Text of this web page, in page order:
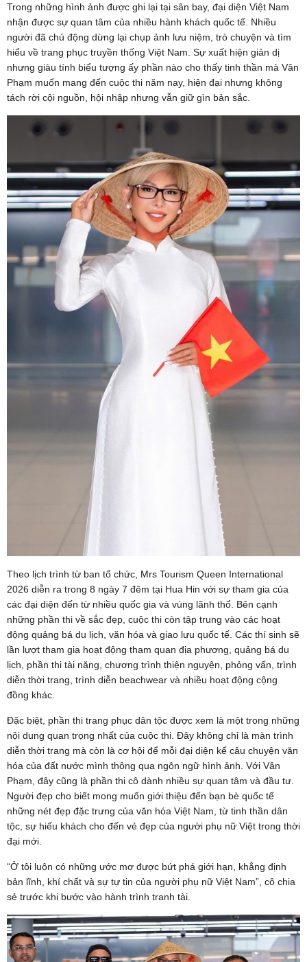
Trong những hình ảnh được ghi lại tại sân bay, đại diện Việt Nam
nhận được sự quan tâm của nhiều hành khách quốc tế. Nhiều
người đã chủ động dừng lại chụp ảnh lưu niệm, trò chuyện và tìm
hiểu về trang phục truyền thống Việt Nam. Sự xuất hiện giản dị
nhưng giàu tính biểu tượng ấy phần nào cho thấy tinh thần mà Vân
Phạm muốn mang đến cuộc thi năm nay, hiện đại nhưng không
tách rời cội nguồn, hội nhập nhưng vẫn giữ gìn bản sắc.
Theo lịch trình từ ban tổ chức, Mrs Tourism Queen International
2026 diễn ra trong 8 ngày 7 đêm tại Hua Hin với sự tham gia của
các đại diện đến từ nhiều quốc gia và vùng lãnh thổ. Bên cạnh
những phần thi về sắc đẹp, cuộc thi còn tập trung vào các hoạt
động quảng bá du lịch, văn hóa và giao lưu quốc tế. Các thí sinh sẽ
lần lượt tham gia hoạt động tham quan địa phương, quảng bá du
lịch, phần thi tài năng, chương trình thiện nguyện, phỏng vấn, trình
diễn thời trang, trình diễn beachwear và nhiều hoạt động cộng
đồng khác.
Đặc biệt, phần thi trang phục dân tộc được xem là một trong những
nội dung quan trọng nhất của cuộc thi. Đây không chỉ là màn trình
diễn thời trang mà còn là cơ hội để mỗi đại diện kể câu chuyện văn
hóa của đất nước mình thông qua ngôn ngữ hình ảnh. Với Vân
Phạm, đây cũng là phần thi cô dành nhiều sự quan tâm và đầu tư.
Người đẹp cho biết mong muốn giới thiệu đến bạn bè quốc tế
những nét đẹp đặc trưng của văn hóa Việt Nam, từ tinh thần dân
tộc, sự hiếu khách cho đến vẻ đẹp của người phụ nữ Việt trong thời
đại mới.
“Ở tôi luôn có những ước mơ được bứt phá giới hạn, khẳng định
bản lĩnh, khí chất và sự tự tin của người phụ nữ Việt Nam”, cô chia
sẻ trước khi bước vào hành trình tranh tài.